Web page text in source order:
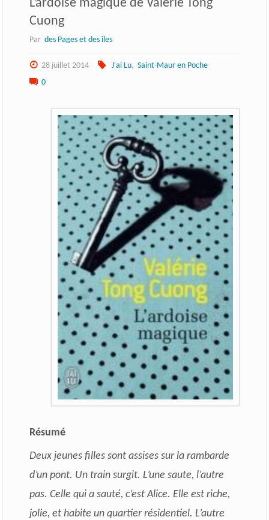
L’ardoise magique de Valérie Tong
Cuong
Par des Pages et des îles
28 juillet 2014 J'ai Lu, Saint-Maur en Poche
0
Résumé
Deux jeunes filles sont assises sur la rambarde
d’un pont. Un train surgit. L’une saute, l’autre
pas. Celle qui a sauté, c’est Alice. Elle est riche,
jolie, et habite un quartier résidentiel. L’autre